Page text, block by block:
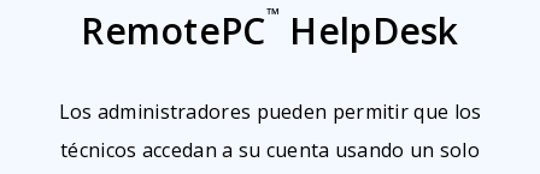
RemotePC™ HelpDesk
Los administradores pueden permitir que los
técnicos accedan a su cuenta usando un solo